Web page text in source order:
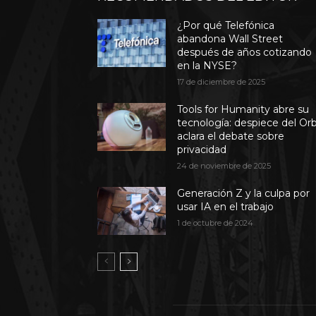
¿Por qué Telefónica
abandona Wall Street
después de años cotizando
en la NYSE?
17 de diciembre de 2025
Tools for Humanity abre su
tecnología: despiece del
aclara el debate sobre
privacidad
24 de noviembre de 2025
Generación Z y la culpa por
usar IA en el trabajo
1 de octubre de 2024